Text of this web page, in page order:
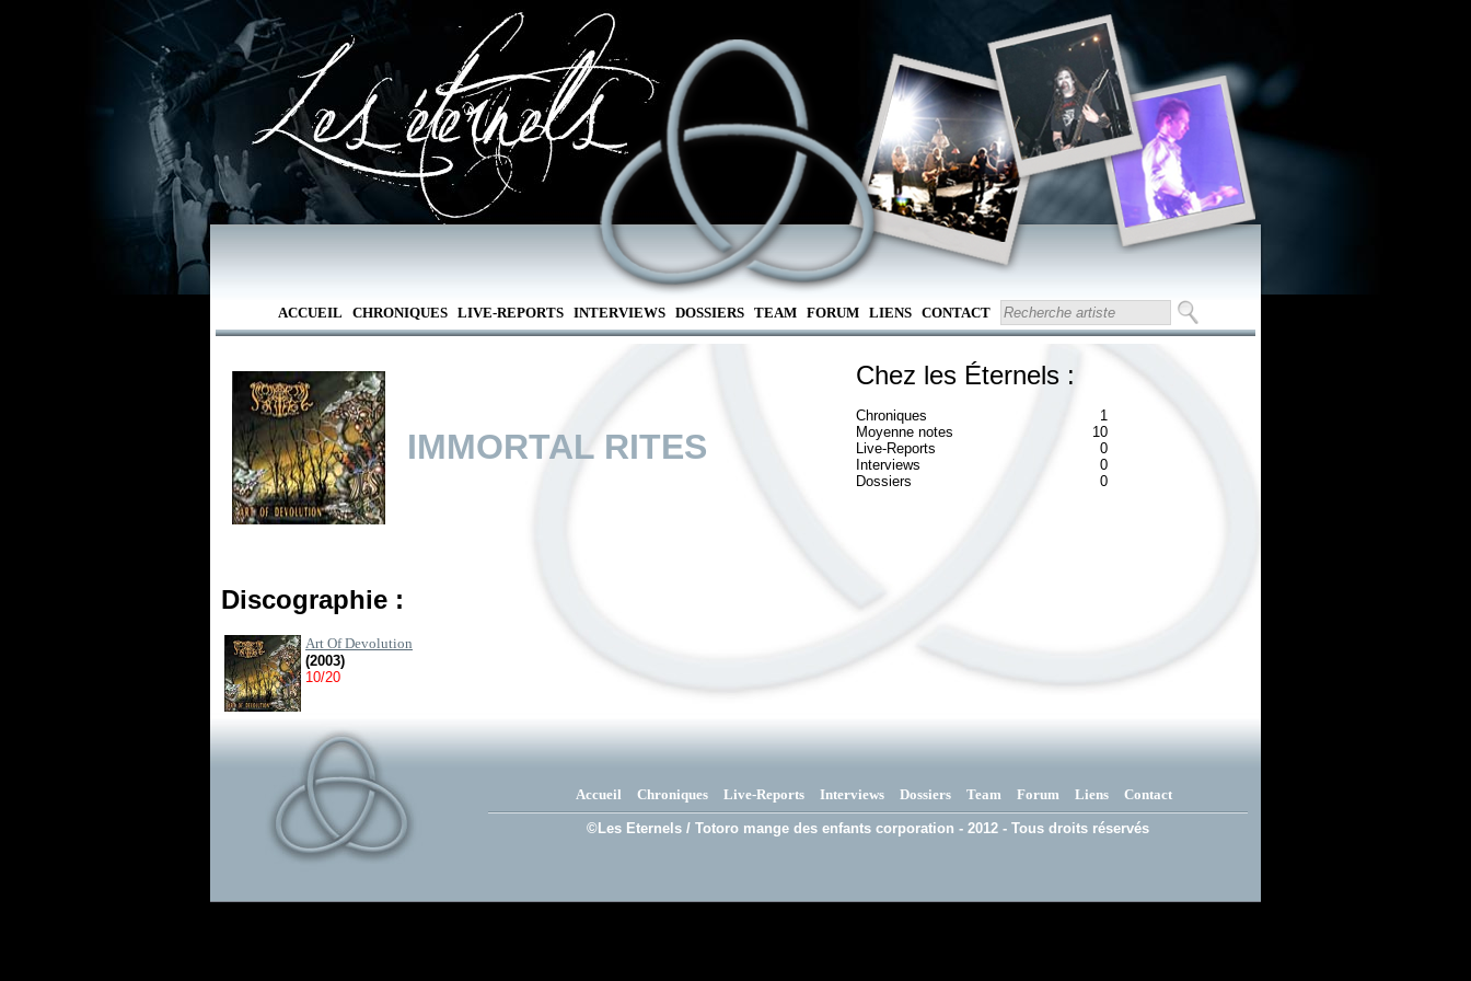
ACCUEIL CHRONIQUES LIVE-REPORTS INTERVIEWS DOSSIERS TEAM FORUM LIENS CONTACT
IMMORTAL RITES
Chez les Éternels :
Chroniques
1
Moyenne notes
10
Live-Reports
0
Interviews
0
Dossiers
0
Discographie :
Art Of Devolution
(2003)
10/20
Accueil Chroniques Live-Reports Interviews Dossiers Team Forum Liens Contact
©Les Eternels / Totoro mange des enfants corporation - 2012 - Tous droits réservés